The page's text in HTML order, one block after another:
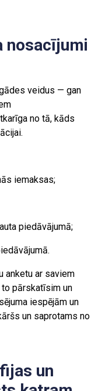
nosacījumi
veidus — gan
no tā, kāds
iemaksas;
piedāvājumā;
anketu ar saviem
pārskatīsim un
iespējām un
un saprotams no
un